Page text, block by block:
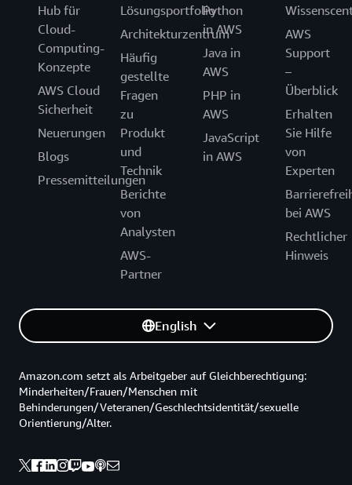
Hub für
Cloud-
Computing-
Konzepte
AWS Cloud
Sicherheit
Neuerungen
Blogs
Pressemitteilungen
Lösungsportfolio
Architekturzentrum
Häufig
gestellte
Fragen
zu
Produkt
und
Technik
Berichte
von
Analysten
AWS-
Partner
Python
in AWS
Java in
AWS
PHP in
AWS
JavaScript
in AWS
AWS
Support
–
Überblick
Erhalten
Sie Hilfe
von
Experten
bei AWS
Rechtlicher
Hinweis
English
Amazon.com setzt als Arbeitgeber auf Gleichberechtigung:
Minderheiten/Frauen/Menschen mit
Behinderungen/Veteranen/Geschlechtsidentität/sexuelle
Orientierung/Alter.